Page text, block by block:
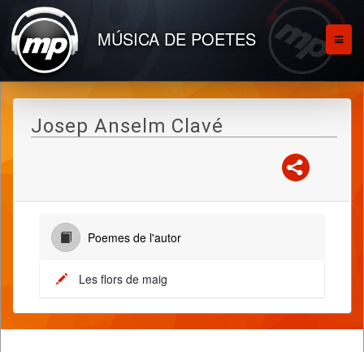
MÚSICA DE POETES
Josep Anselm Clavé
Poemes de l'autor
Les flors de maig